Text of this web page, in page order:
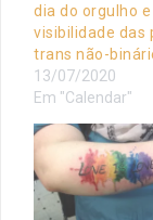
dia do orgulho e
visibilidade das
trans não-
13/07/2020
Em "Calendar"